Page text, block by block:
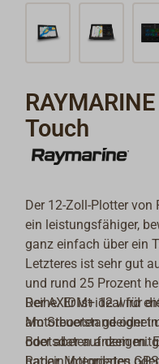
Touch
Der 12-Zoll-Plotter von
ein leistungsfähiger,
ganz einfach über ein
Letzteres ist sehr gut
und rund 25 Prozent
Reihe. Er ist ideal für
Motorbooten geeignet
Bootsdaten anzeigen.
Der AXIOM+ 12 wird
am Steuerstand oder
oder aber auf dem